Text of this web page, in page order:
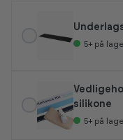
5+ på
silikone
5+ på